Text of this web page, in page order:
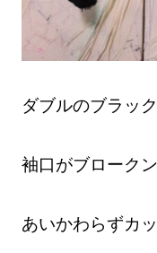
ダブルのブラッ
袖口がブローク
あいかわらずカ